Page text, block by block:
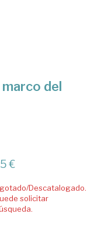
del
€
Descatalogado.
solicitar